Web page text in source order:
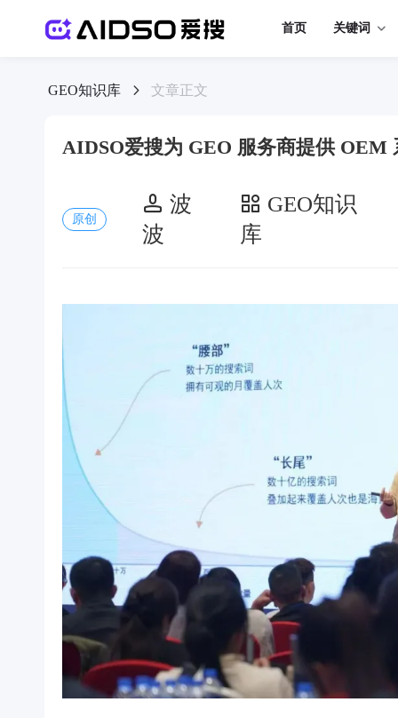
首页 关键词
GEO知识库 文章正文
AIDSO爱搜为 GEO 服务商提供 OEM
原创
波
波
GEO知识
库